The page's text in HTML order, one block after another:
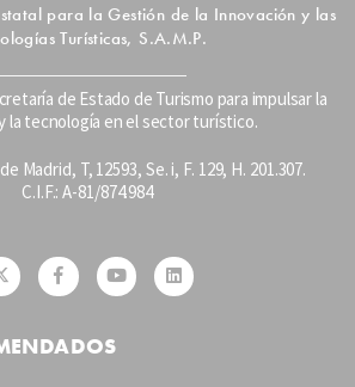
para la Gestión de la Innovación y las
Turísticas, S.A.M.P.
de Estado de Turismo para impulsar la
la tecnología en el sector turístico.
Madrid, T, 12593, Se. i, F. 129, H. 201.307.
C.I.F.: A-81/874.984